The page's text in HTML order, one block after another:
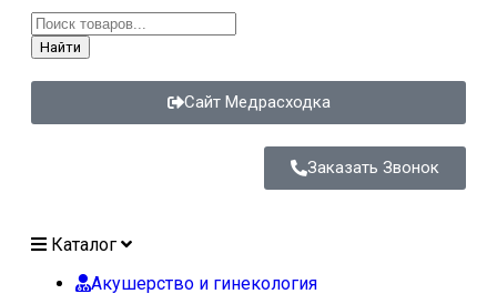
Найти
Сайт Медрасходка
Заказать Звонок
Каталог
Акушерство и гинекология